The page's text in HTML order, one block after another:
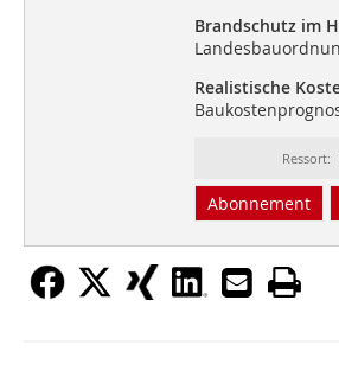
Brandschutz im
Realistische
Ressort:
Abonnement